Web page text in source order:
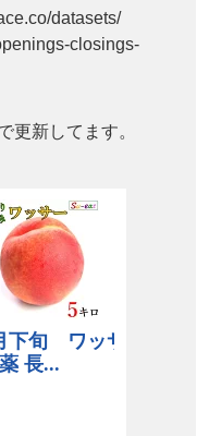
datasets/
closings-
更新してます。